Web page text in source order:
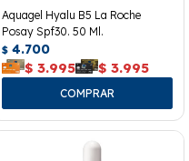
Aquagel Hyalu B5 La Roche
Posay Spf30. 50 Ml.
$ 4.700
$ 3.995 $ 3.995